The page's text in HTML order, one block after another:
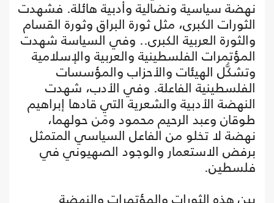
نهضة سياسية ونضالية وأدبية هائلة. فشهدت
الثورات الكبرى، مثل ثورة البراق وثورة القسام
والثورة العربية الكبرى.. وفي السياسة شهدت
المؤتمرات الفلسطينية والعربية والإسلامية
وتشكُّل الهيئات والأحزاب والمؤسسات
الفلسطينية الفاعلة. وفي الأدب، شهدت
النهضة الأدبية والشعرية التي قادها إبراهيم
طوقان وعبد الرحيم محمود ومَن حولهما،
نهضة لا تخلو من الفاعل السياسي المتمثل
برفض الاستعمار والوجود الصهيوني في
فلسطين.
بين هذه الثورات والمؤتمرات والنهضة